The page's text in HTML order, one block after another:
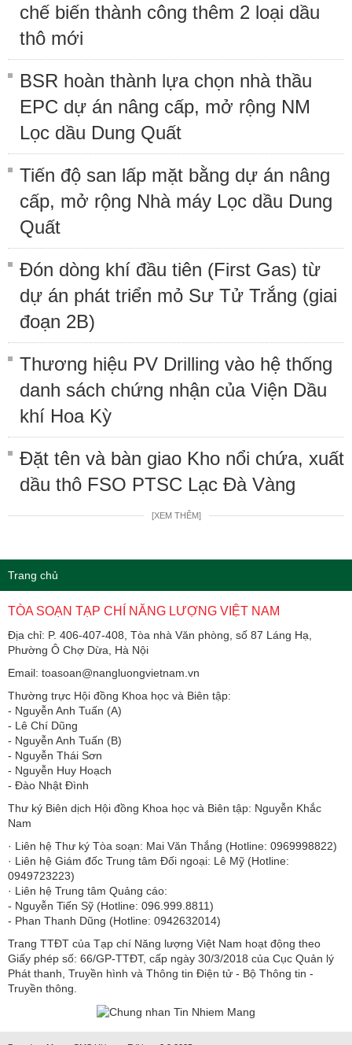
chế biến thành công thêm 2 loại dầu
thô mới
BSR hoàn thành lựa chọn nhà thầu
EPC dự án nâng cấp, mở rộng NM
Lọc dầu Dung Quất
Tiến độ san lấp mặt bằng dự án nâng
cấp, mở rộng Nhà máy Lọc dầu Dung
Quất
Đón dòng khí đầu tiên (First Gas) từ
dự án phát triển mỏ Sư Tử Trắng (giai
đoạn 2B)
Thương hiệu PV Drilling vào hệ thống
danh sách chứng nhận của Viện Dầu
khí Hoa Kỳ
Đặt tên và bàn giao Kho nổi chứa, xuất
dầu thô FSO PTSC Lạc Đà Vàng
[XEM THÊM]
Trang chủ
TÒA SOẠN TẠP CHÍ NĂNG LƯỢNG VIỆT NAM
Địa chỉ: P. 406-407-408, Tòa nhà Văn phòng, số 87 Láng Hạ,
Phường Ô Chợ Dừa, Hà Nội
Email: toasoan@nangluongvietnam.vn
Thường trực Hội đồng Khoa học và Biên tập:
​​​​​​- Nguyễn Anh Tuấn (A)
- Lê Chí Dũng
- Nguyễn Anh Tuấn (B)
- Nguyễn Thái Sơn
- Nguyễn Huy Hoạch
- Đào Nhật Đình
Thư ký Biên dịch Hội đồng Khoa học và Biên tập: Nguyễn Khắc
Nam
· Liên hệ Thư ký Tòa soạn: Mai Văn Thắng (Hotline: 0969998822)
· Liên hệ Giám đốc Trung tâm Đối ngoại: Lê Mỹ (Hotline:
0949723223)
· Liên hệ Trung tâm Quảng cáo:
- Nguyễn Tiến Sỹ (Hotline: 096.999.8811)
- Phan Thanh Dũng (Hotline: 0942632014)
Trang TTĐT của Tạp chí Năng lượng Việt Nam hoạt động theo
Giấy phép số: 66/GP-TTĐT, cấp ngày 30/3/2018 của Cục Quản lý
Phát thanh, Truyền hình và Thông tin Điện tử - Bộ Thông tin -
Truyền thông.